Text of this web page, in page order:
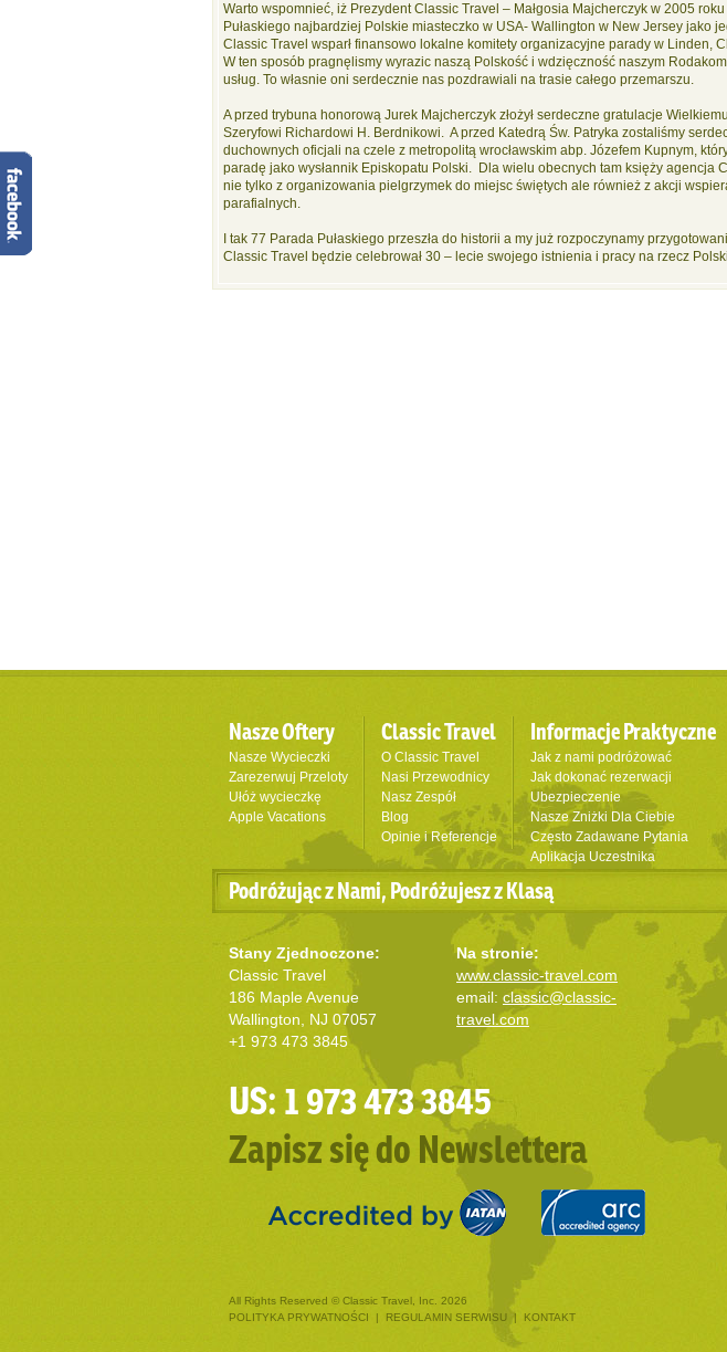
Warto wspomnieć, iż Prezydent Classic Travel – Małgosia Majcherczyk w 2005
Pułaskiego najbardziej Polskie miasteczko w USA- Wallington w New Jersey jako
Classic Travel wsparł finansowo lokalne komitety organizacyjne parady w Linden,
W ten sposób pragnęlismy wyrazic naszą Polskość i wdzięczność naszym
usług. To własnie oni serdecznie nas pozdrawiali na trasie całego przemarszu.
A przed trybuna honorową Jurek Majcherczyk złożył serdeczne gratulacje
Szeryfowi Richardowi H. Berdnikowi. A przed Katedrą Św. Patryka zostaliśmy
duchownych oficjali na czele z metropolitą wrocławskim abp. Józefem Kupnym,
paradę jako wysłannik Episkopatu Polski. Dla wielu obecnych tam księży agencja
nie tylko z organizowania pielgrzymek do miejsc świętych ale również z akcji
parafialnych.
I tak 77 Parada Pułaskiego przeszła do historii a my już rozpoczynamy
Classic Travel będzie celebrował 30 – lecie swojego istnienia i pracy na rzecz
Nasze Oftery
Nasze Wycieczki
Zarezerwuj Przeloty
Ułóż wycieczkę
Apple Vacations
Classic Travel
O Classic Travel
Nasi Przewodnicy
Nasz Zespół
Blog
Opinie i Referencje
Informacje Praktyczne
Jak z nami podróżować
Jak dokonać rezerwacji
Ubezpieczenie
Nasze Zniżki Dla Ciebie
Często Zadawane Pytania
Aplikacja Uczestnika
Podróżując z Nami, Podróżujesz z Klasą
Stany Zjednoczone:
Classic Travel
186 Maple Avenue
Wallington, NJ 07057
+1 973 473 3845
Na stronie:
www.classic-travel.com
email: classic@classic-
travel.com
US: 1 973 473 3845
Zapisz się do Newslettera
All Rights Reserved © Classic Travel, Inc. 2026
POLITYKA PRYWATNOŚCI
| REGULAMIN SERWISU | KONTAKT